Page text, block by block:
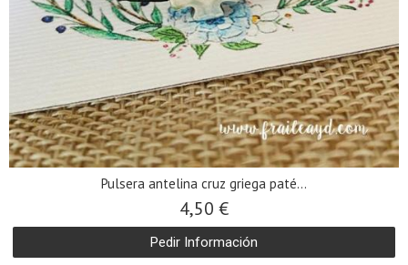
Pulsera antelina cruz griega paté...
4,50 €
Pedir Información